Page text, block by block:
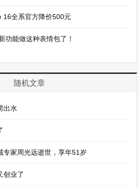
16全系官方降价500元
功能做这种表情包了！
随机文章
出水
专家周光远逝世，享年51岁
创业了